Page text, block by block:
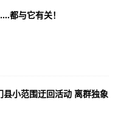
都与它有关！
小范围迂回活动 离群独象